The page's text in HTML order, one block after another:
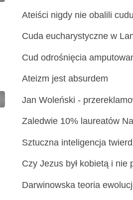
Ateiści nigdy nie obalili
Cuda eucharystyczne w
Cud odrośnięcia
Ateizm jest absurdem
Jan Woleński -
Zaledwie 10% laureatów
Sztuczna inteligencja
Czy Jezus był kobietą i nie
Darwinowska teoria